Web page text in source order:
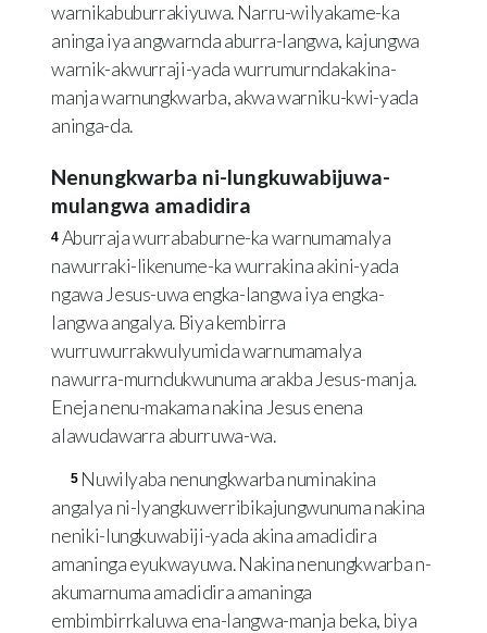
warnikabuburrakiyuwa. Narru-wilyakame-ka
aninga iya angwarnda aburra-langwa, kajungwa
warnik-akwurraji-yada wurrumurndakakina-
manja warnungkwarba, akwa warniku-kwi-yada
aninga-da.
Nenungkwarba ni-lungkuwabijuwa-
mulangwa amadidira
4 Aburraja wurrababurne-ka warnumamalya
nawurraki-likenume-ka wurrakina akini-yada
ngawa Jesus-uwa engka-langwa iya engka-
langwa angalya. Biya kembirra
wurruwurrakwulyumida warnumamalya
nawurra-murndukwunuma arakba Jesus-manja.
Eneja nenu-makama nakina Jesus enena
alawudawarra aburruwa-wa.
5 Nuwilyaba nenungkwarba numinakina
angalya ni-lyangkuwerribikajungwunuma nakina
neniki-lungkuwabiji-yada akina amadidira
amaninga eyukwayuwa. Nakina nenungkwarba n-
akumarnuma amadidira amaninga
embimbirrkaluwa ena-langwa-manja beka, biya